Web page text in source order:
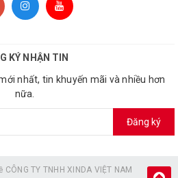
KÝ NHẬN TIN
nhất, tin khuyến mãi và nhiều hơn
nữa.
Đăng ký
CÔNG TY TNHH XINDA VIỆT NAM